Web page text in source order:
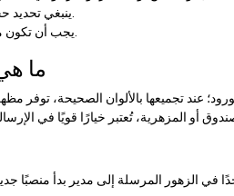
ما
عند تجميعها بالألوان الصحيحة، توفر